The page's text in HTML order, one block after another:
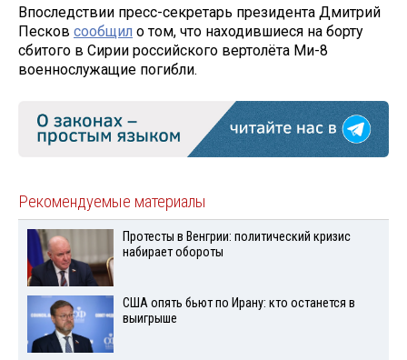
Впоследствии пресс-секретарь президента Дмитрий
Песков сообщил о том, что находившиеся на борту
сбитого в Сирии российского вертолёта Ми-8
военнослужащие погибли.
Рекомендуемые материалы
Протесты в Венгрии: политический кризис
набирает обороты
США опять бьют по Ирану: кто останется в
выигрыше